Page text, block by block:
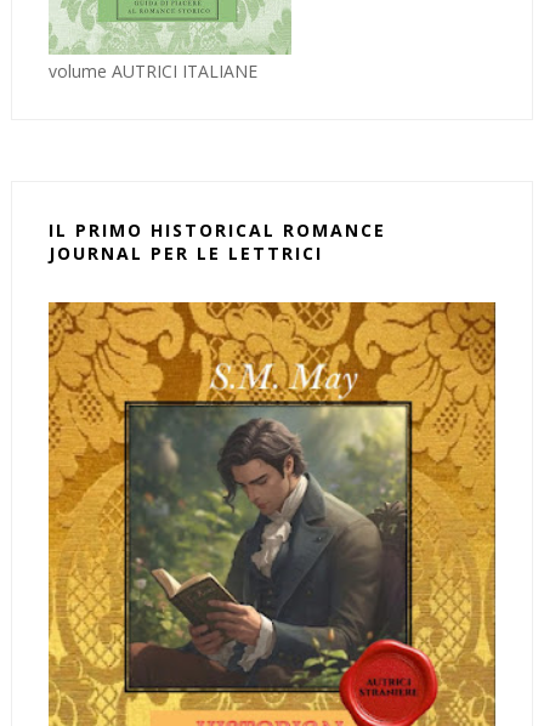
volume AUTRICI ITALIANE
IL PRIMO HISTORICAL ROMANCE
JOURNAL PER LE LETTRICI